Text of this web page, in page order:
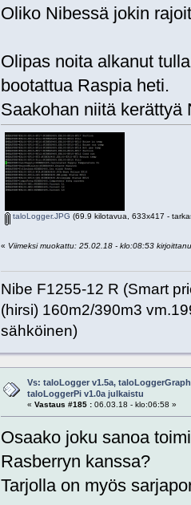
Oliko Nibessä jokin
Olipas noita alkanut
bootattua Raspia heti.
Saakohan niitä kerättyä
taloLogger.JPG (69.9 kilotavua, 633x417 -
« Viimeksi muokattu: 25.02.18 - klo:08:53
Nibe F1255-12 R (Smart
(hirsi) 160m2/390m3
sähköinen)
Vs: taloLogger v1.5a, taloLoggerGraph
taloLoggerPi v1.0a julkaistu
« Vastaus #185 :06.03.18 - klo:06:58 »
Osaako joku sanoa
Rasberryn kanssa?
Tarjolla on myös